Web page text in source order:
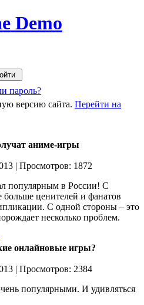
Demo
пароль?
версию сайта. Перейти на
аниме-игры
| Просмотров: 1872
популярным в России! С
ценителей и фанатов
С одной стороны – это
несколько проблем.
онлайновые игры?
| Просмотров: 2384
популярными. И удивляться